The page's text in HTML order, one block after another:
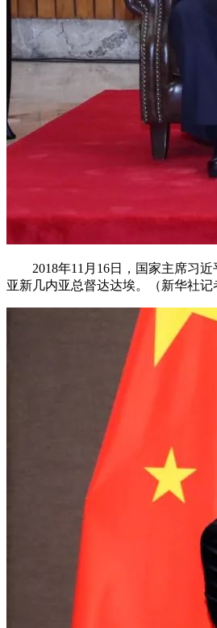
2018年11月16日，国家主席习近
亚新几内亚总督达达埃。（新华社记